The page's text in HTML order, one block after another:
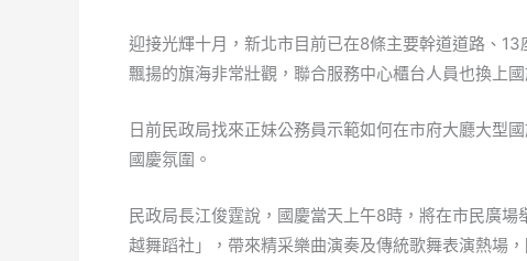
迎接光輝十月，新北市目前已在8條主要幹道道路、
飄揚的旗海非常壯觀，聯合服務中心櫃台人員也換上
日前民政局找來正妹公務員示範如何在市府大廳大型
國慶氛圍。
民政局長江俊霆說，國慶當天上午8時，將在市民廣
越舞蹈社」，帶來精采樂曲演奏及傳統歌舞表演熱場